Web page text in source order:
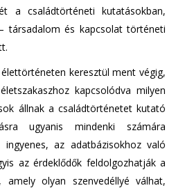
a családtörténeti kutatásokban,
társadalom és kapcsolat történeti
keresztül ment végig,
kapcsolódva milyen
állnak a családtörténetet kutató
ugyanis mindenki számára
az adatbázisokhoz való
az érdeklődők feldolgozhatják a
olyan szenvedéllyé válhat,